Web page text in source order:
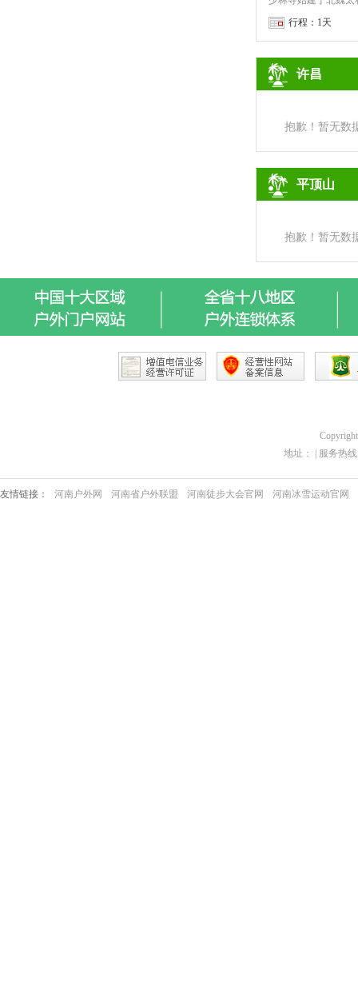
行程：1天
许昌
抱歉！暂无数
平顶山
抱歉！暂无数
地址： | 服务热线
友情链接： 河南户外网 河南省户外联盟 河南徒步大会官网 河南冰雪运动官网